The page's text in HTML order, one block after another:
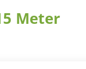
Meter